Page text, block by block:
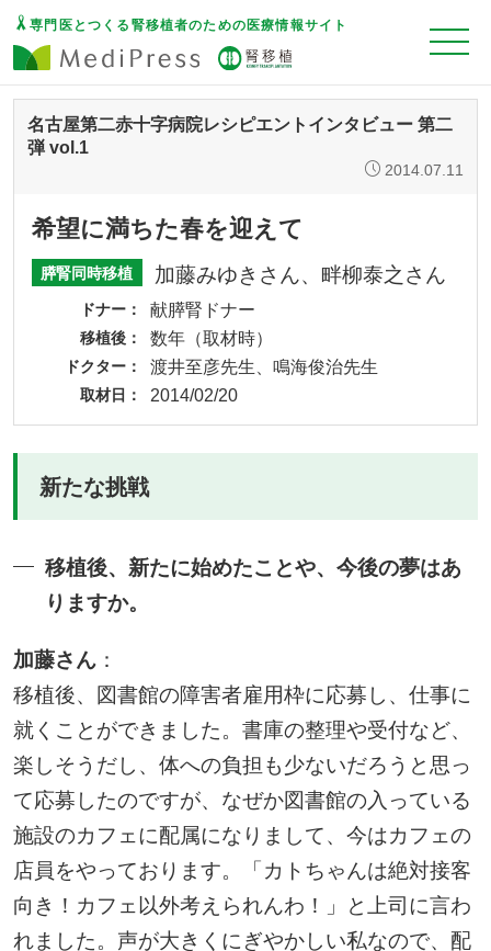
専門医とつくる腎移植者のための医療情報サイト
名古屋第二赤十字病院レシピエントインタビュー 第二
弾 vol.1
2014.07.11
希望に満ちた春を迎えて
膵腎同時移植 加藤みゆきさん、畔柳泰之さん
ドナー 献膵腎ドナー
移植後 数年（取材時）
ドクター 渡井至彦先生、鳴海俊治先生
取材日 2014/02/20
新たな挑戦
移植後、新たに始めたことや、今後の夢はあ
りますか。
加藤さん：
移植後、図書館の障害者雇用枠に応募し、仕事に
就くことができました。書庫の整理や受付など、
楽しそうだし、体への負担も少ないだろうと思っ
て応募したのですが、なぜか図書館の入っている
施設のカフェに配属になりまして、今はカフェの
店員をやっております。「カトちゃんは絶対接客
向き！カフェ以外考えられんわ！」と上司に言わ
れました。声が大きくにぎやかしい私なので、配